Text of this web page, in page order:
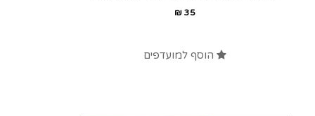
35
₪
הוסף למועדפים